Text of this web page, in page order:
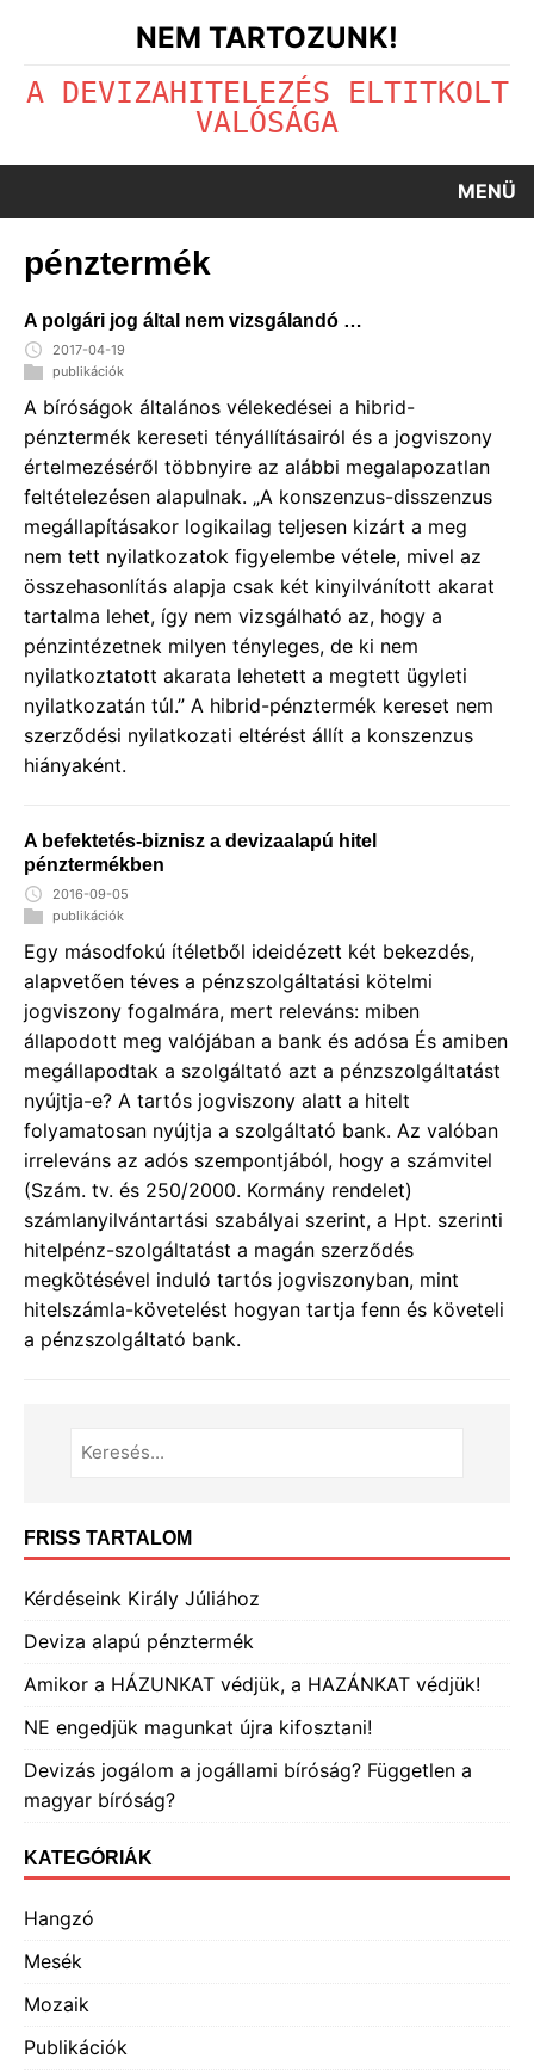
NEM TARTOZUNK!
A DEVIZAHITELEZÉS ELTITKOLT
VALÓSÁGA
MENÜ
pénztermék
A polgári jog által nem vizsgálandó …
2017-04-19
publikációk
A bíróságok általános vélekedései a hibrid-
pénztermék kereseti tényállításairól és a jogviszony
értelmezéséről többnyire az alábbi megalapozatlan
feltételezésen alapulnak. „A konszenzus-disszenzus
megállapításakor logikailag teljesen kizárt a meg
nem tett nyilatkozatok figyelembe vétele, mivel az
összehasonlítás alapja csak két kinyilvánított akarat
tartalma lehet, így nem vizsgálható az, hogy a
pénzintézetnek milyen tényleges, de ki nem
nyilatkoztatott akarata lehetett a megtett ügyleti
nyilatkozatán túl.” A hibrid-pénztermék kereset nem
szerződési nyilatkozati eltérést állít a konszenzus
hiányaként.
A befektetés-biznisz a devizaalapú hitel
pénztermékben
2016-09-05
publikációk
Egy másodfokú ítéletből ideidézett két bekezdés,
alapvetően téves a pénzszolgáltatási kötelmi
jogviszony fogalmára, mert releváns: miben
állapodott meg valójában a bank és adósa És amiben
megállapodtak a szolgáltató azt a pénzszolgáltatást
nyújtja-e? A tartós jogviszony alatt a hitelt
folyamatosan nyújtja a szolgáltató bank. Az valóban
irreleváns az adós szempontjából, hogy a számvitel
(Szám. tv. és 250/2000. Kormány rendelet)
számlanyilvántartási szabályai szerint, a Hpt. szerinti
hitelpénz-szolgáltatást a magán szerződés
megkötésével induló tartós jogviszonyban, mint
hitelszámla-követelést hogyan tartja fenn és követeli
a pénzszolgáltató bank.
FRISS TARTALOM
Kérdéseink Király Júliához
Deviza alapú pénztermék
Amikor a HÁZUNKAT védjük, a HAZÁNKAT védjük!
NE engedjük magunkat újra kifosztani!
Devizás jogálom a jogállami bíróság? Független a
magyar bíróság?
KATEGÓRIÁK
Hangzó
Mesék
Mozaik
Publikációk